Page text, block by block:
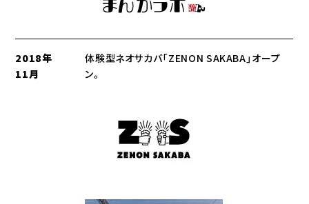
2018年
11月
体験型ネオサカバ「ZENON SAKABA」オープ
ン。